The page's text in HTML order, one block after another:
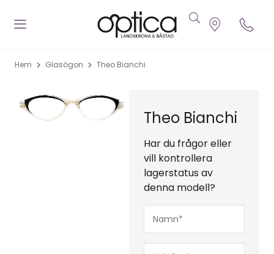
Hem Glasögon Theo Bianchi
Theo Bianchi
Har du frågor eller
vill kontrollera
lagerstatus av
denna modell?